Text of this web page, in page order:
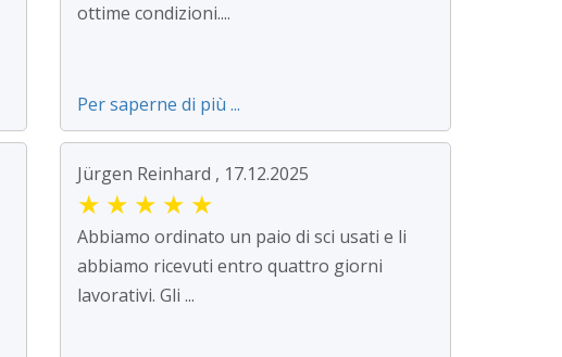
ottime condizioni....
Per saperne di più ...
Jürgen Reinhard , 17.12.2025
★ ★ ★ ★ ★
Abbiamo ordinato un paio di sci usati e li
abbiamo ricevuti entro quattro giorni
lavorativi. Gli ...